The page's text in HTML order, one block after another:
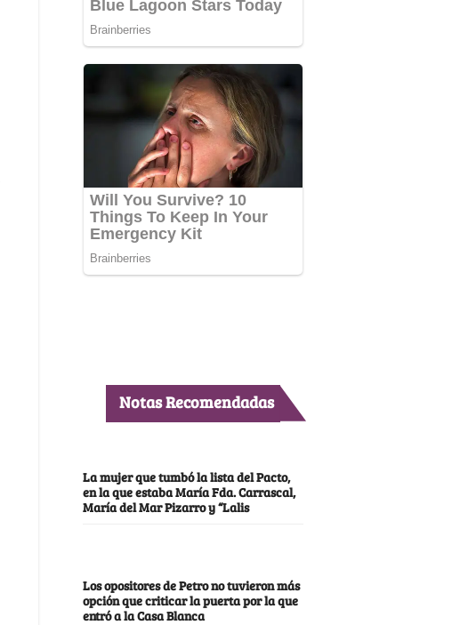
Notas Recomendadas
La mujer que tumbó la lista del Pacto,
en la que estaba María Fda. Carrascal,
María del Mar Pizarro y “Lalis
Los opositores de Petro no tuvieron más
opción que criticar la puerta por la que
entró a la Casa Blanca